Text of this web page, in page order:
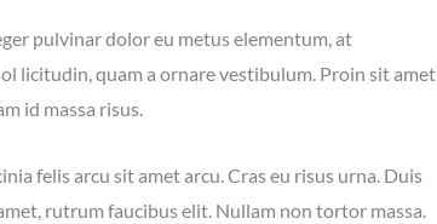
pulvinar dolor eu metus elementum, at
licitudin, quam a ornare vestibulum. Proin sit amet
id massa risus.
felis arcu sit amet arcu. Cras eu risus urna. Duis
rutrum faucibus elit. Nullam non tortor massa.